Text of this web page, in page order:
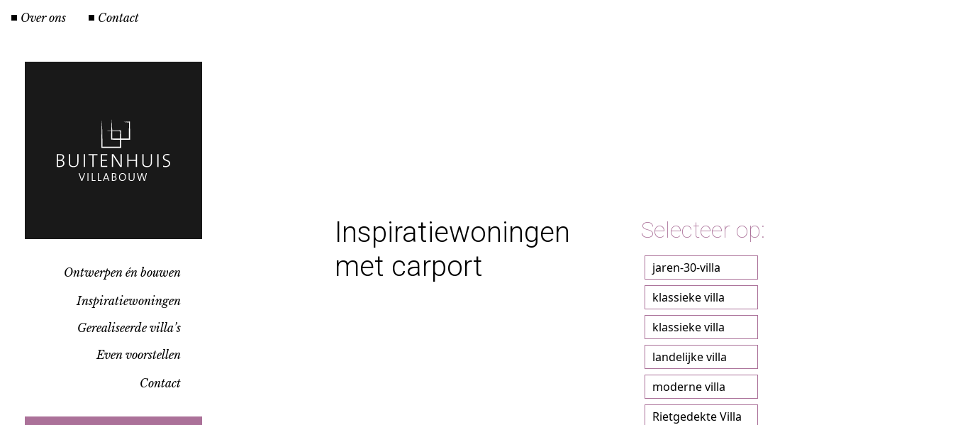
Over ons Contact
Ontwerpen én bouwen
Inspiratiewoningen
Gerealiseerde villa’s
Even voorstellen
Contact
Inspiratiewoningen
met carport
Selecteer op:
jaren-30-villa
klassieke villa
klassieke villa
landelijke villa
moderne villa
Rietgedekte Villa